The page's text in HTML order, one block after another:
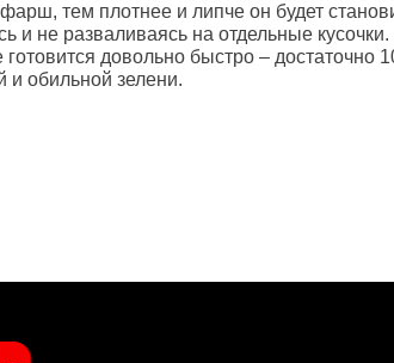
тем плотнее и липче он будет
и не разваливаясь на отдельные
готовится довольно быстро –
и обильной зелени.